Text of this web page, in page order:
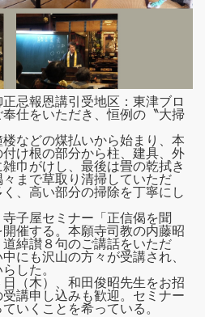
忌報恩講引受地区：東津ブロ
仕をいただき、恒例の〝大掃
などの煤払いから始まり、本
け根の部分から柱、建具、外
巾がけし、最後は畳の乾拭き
まで草取り清掃していただ
、高い部分の掃除を丁寧にし
子屋セミナー「正信偈を聞
開催する。本願寺司教の内藤昭
綽讃８句のご講話をいただ
にも沢山の方々が受講され、
した。
（木）、和田俊昭先生をお招
講申し込みも歓迎。セミナー
いくことを希っている。